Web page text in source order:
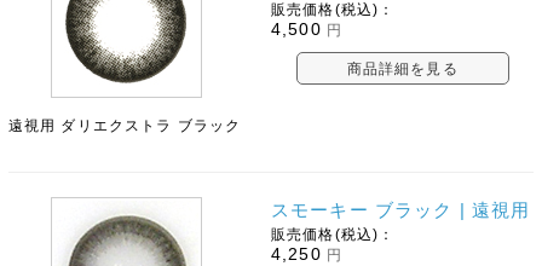
販売価格(税込)：
4,500 円
商品詳細を見る
遠視用 ダリエクストラ ブラック
スモーキー ブラック | 遠視用
販売価格(税込)：
4,250 円